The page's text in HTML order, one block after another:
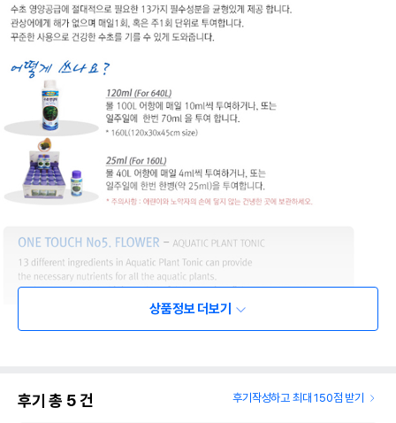
상품정보 더보기
후기 총 5건 후기작성하고 최대 150점 받기